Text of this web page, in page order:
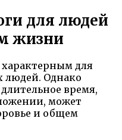
для людей
жизни
для
людей. Однако
время,
может
и общем